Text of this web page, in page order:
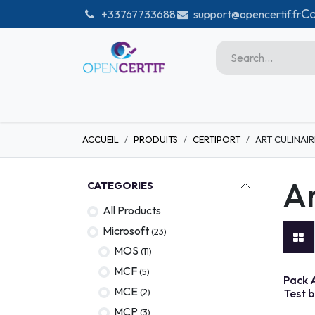
+33767733688 support@opencertif.fr
Microsoft
ACCUEIL PRODUITS CERTIPORT ART
CATEGORIES
All Products
Microsoft (23)
MOS (11)
MCF (5)
MCE (2)
MCP (3)
TEST
Pack
Test